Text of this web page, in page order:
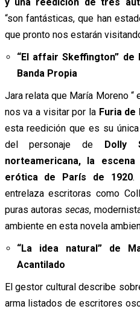
“son fantásticas, que han
que pronto nos estarán
“El affair Skeffington”
Banda Propia
Jara relata que María Moreno “
nos va a visitar por la Furia de
esta reedición que es su
del personaje de Dolly
norteamericana, la escena
erótica de París de 1920.
entrelaza escritoras como
puras autorassecas,
ambiente en esta novela
“La idea natural” de
Acantilado
El gestor cultural describe
arma listados de escritores